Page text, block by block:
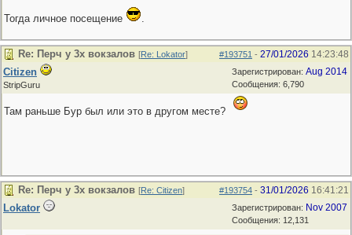
Тогда личное посещение .
#193751 - 27/01/2026 14:23:48
Re: Перч у 3х вокзалов [Re: Lokator]
Зарегистрирован: Aug 2014
Сообщения: 6,790
Citizen
StripGuru
Там раньше Бур был или это в другом месте?
#193754 - 31/01/2026 16:41:21
Re: Перч у 3х вокзалов [Re: Citizen]
Зарегистрирован: Nov 2007
Сообщения: 12,131
Lokator